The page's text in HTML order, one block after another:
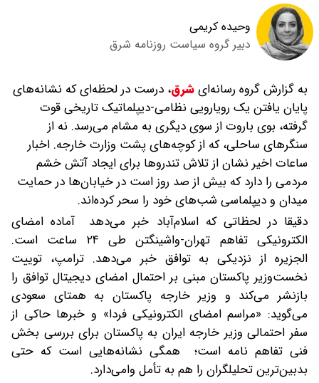
وحیده کریمی
دبیر گروه سیاست روزنامه شرق
به گزارش گروه رسانه‌ایشرق، درست در لحظه‌ای که نشانه‌های
پایان یافتن یک رویارویی نظامی-دیپلماتیک تاریخی قوت
گرفته، بوی باروت از سوی دیگری به مشام می‌رسد. نه از
سنگرهای ساحلی، که از کوچه‌های پشت وزارت خارجه. اخبار
ساعات اخیر نشان از تلاش تندروها برای ایجاد آتش خشم
مردمی را دارد که بیش از صد روز است در خیابان‌ها در حمایت
میدان و دیپلماسی شب‌های خود را سحر کرده‌اند.
دقیقا در لحظاتی که اسلام‌آباد خبر می‌دهد آماده امضای
الکترونیکی تفاهم تهران-واشینگتن طی ۲۴ ساعت است.
الجزیره از نزدیکی به توافق خبر می‌دهد. ترامپ، توییت
نخست‌وزیر پاکستان مبنی بر احتمال امضای دیجیتال توافق را
بازنشر می‌کند و وزیر خارجه پاکستان به همتای سعودی
می‌گوید: «مراسم امضای الکترونیکی فردا» و خبرها حاکی از
سفر احتمالی وزیر خارجه ایران به پاکستان برای بررسی بخش
فنی تفاهم نامه است؛ همگی نشانه‌هایی است که حتی
بدبین‌ترین تحلیلگران را هم به تأمل وامی‌دارد.